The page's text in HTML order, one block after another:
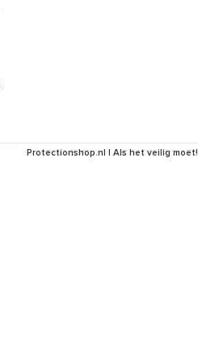
Protectionshop.nl | Als het veilig moet!